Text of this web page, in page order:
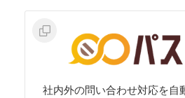
社内外の問い合わせ対応を自